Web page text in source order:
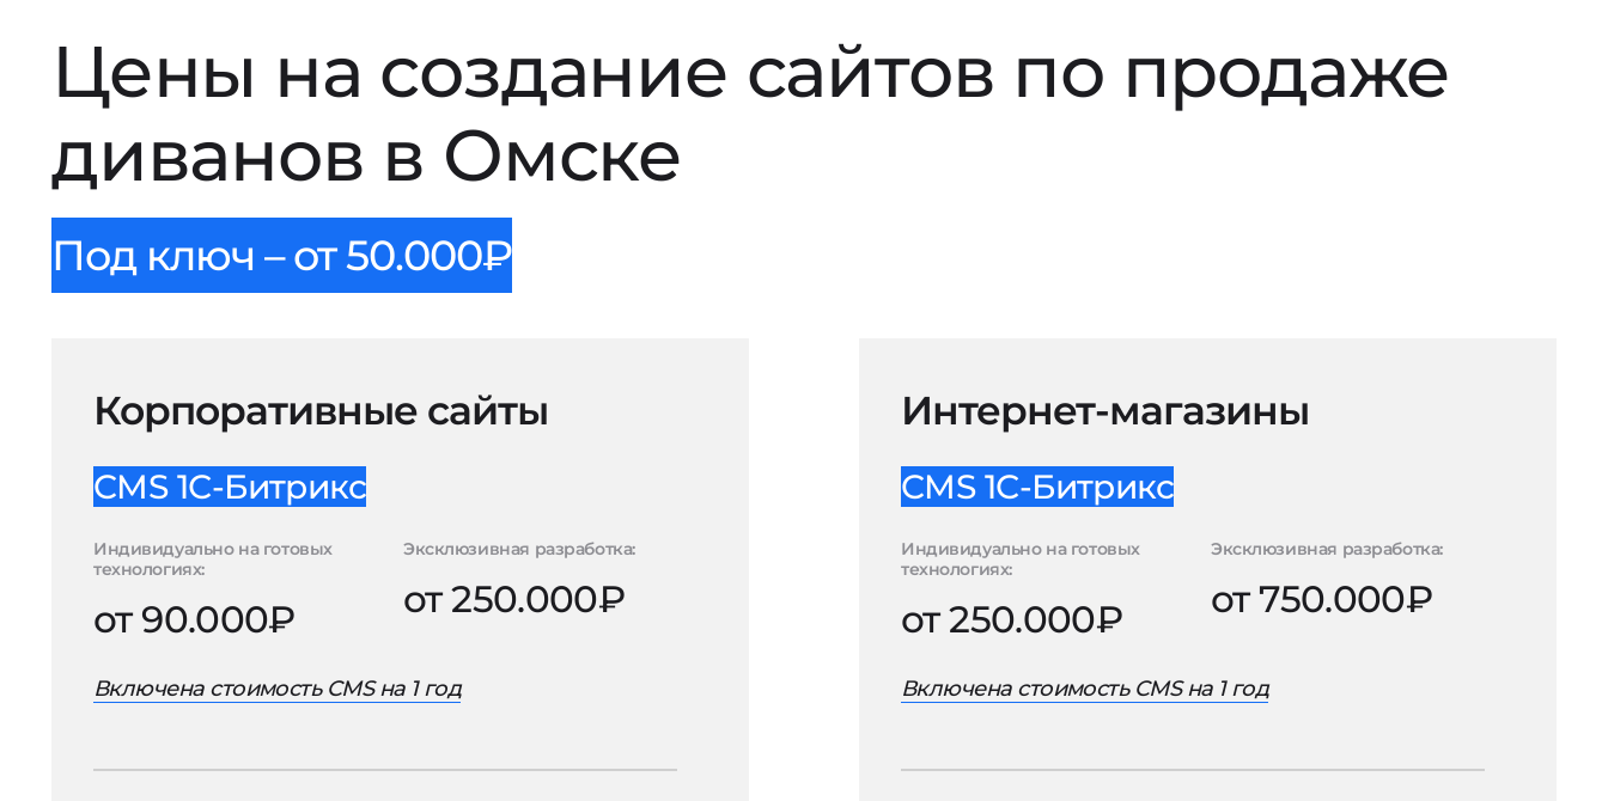
Цены на создание сайтов по продаже
диванов в Омске
Под ключ – от 50.000₽
Корпоративные сайты
CMS 1С-Битрикс
Индивидуально на готовых
технологиях:
от 90.000₽
Эксклюзивная разработка:
от 250.000₽
Включена стоимость CMS на 1 год
Интернет-магазины
CMS 1С-Битрикс
Индивидуально на готовых
технологиях:
от 250.000₽
Эксклюзивная разработка:
от 750.000₽
Включена стоимость CMS на 1 год